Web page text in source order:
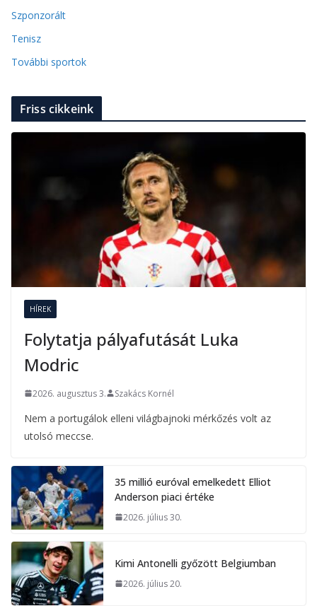
Szponzorált
Tenisz
További sportok
Friss cikkeink
HÍREK
Folytatja pályafutását Luka
Modric
2026. augusztus 3. Szakács Kornél
Nem a portugálok elleni világbajnoki mérkőzés volt az
utolsó meccse.
35 millió euróval emelkedett Elliot
Anderson piaci értéke
2026. július 30.
Kimi Antonelli győzött Belgiumban
2026. július 20.